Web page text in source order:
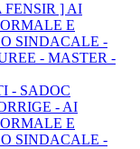
FENSIR ] AI
E
SINDACALE -
- MASTER -
- SADOC
- AI
E
SINDACALE -